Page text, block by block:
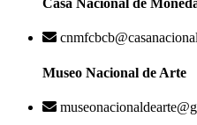
Casa Nacional de
Museo Nacional de Arte